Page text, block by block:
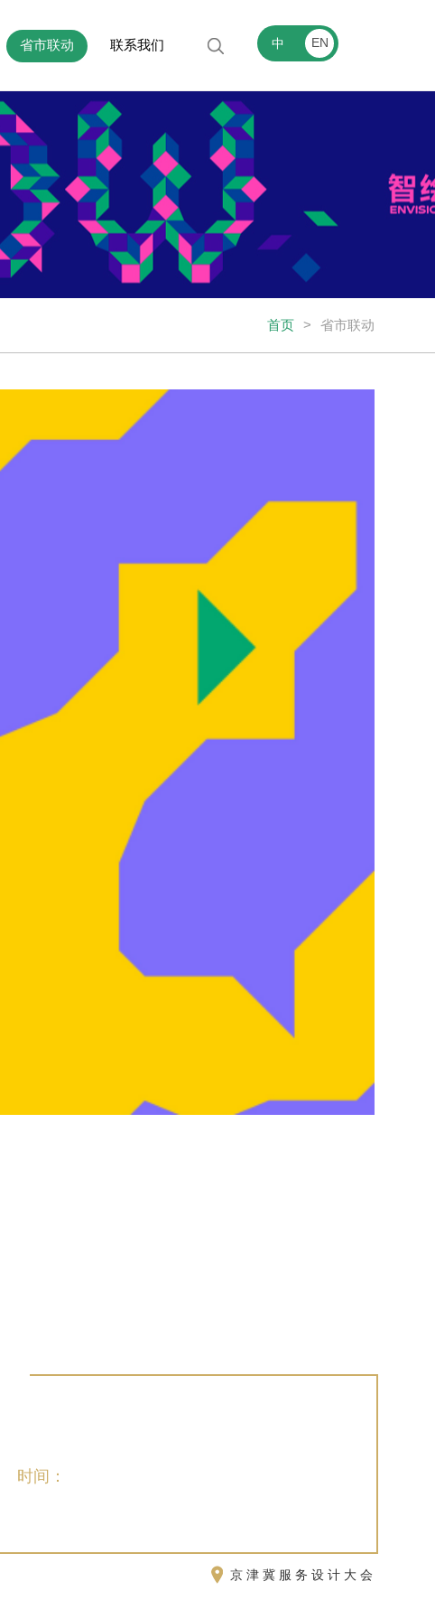
省市联动 联系我们 中 EN
首页 > 省市联动
时间：
京津冀服务设计大会